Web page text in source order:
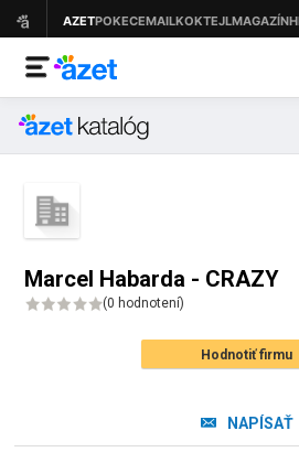
Marcel Habarda - CRAZY
(0 hodnotení)
Hodnotiť firmu
NAPÍSAŤ